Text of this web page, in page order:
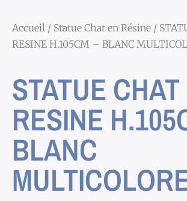
Accueil / Statue Chat en Résine /
RESINE H.105CM – BLANC
STATUE CHAT
RESINE
BLANC